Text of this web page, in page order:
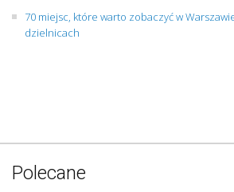
70 miejsc, które warto zobaczyć w
dzielnicach
Polecane